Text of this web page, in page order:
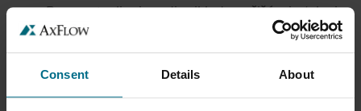
Consent Details About
Brzo rastavljanje radi prikladnog čišćenja (ako je
potrebno i na drugom mjestu) i održavanja na
licu mjesta
Niži operativni troškovi tijekom vijeka trajanja
pumpe